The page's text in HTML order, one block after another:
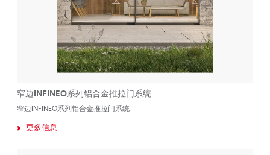
窄边INFINEO系列铝合金推拉门系统
窄边INFINEO系列铝合金推拉门系统
更多信息